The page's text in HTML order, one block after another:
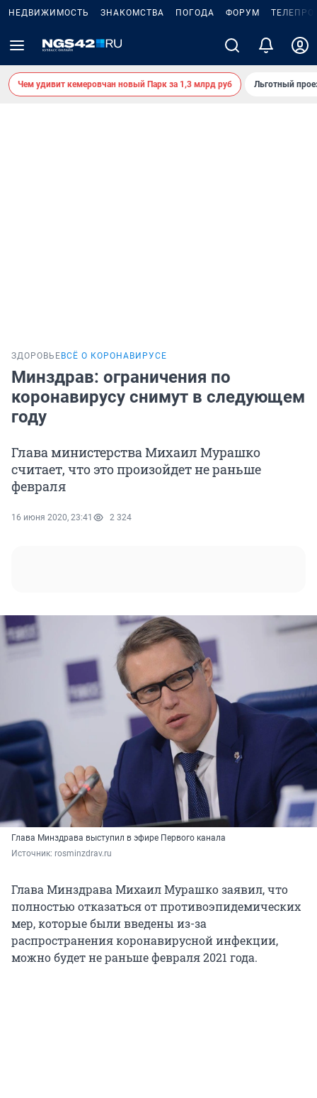
НЕДВИЖИМОСТЬ ЗНАКОМСТВА ПОГОДА ФОРУМ
Чем удивит кемеровчан новый Парк за 1,3 млрд руб Льготный
ЗДОРОВЬЕ ВСЁ О КОРОНАВИРУСЕ
Минздрав: ограничения по
коронавирусу снимут в следующем
году
Глава министерства Михаил Мурашко
считает, что это произойдет не раньше
февраля
16 июня 2020, 23:41 2 324
Глава Минздрава выступил в эфире Первого канала
Источник: rosminzdrav.ru
Глава Минздрава Михаил Мурашко заявил, что
полностью отказаться от противоэпидемических
мер, которые были введены из-за
распространения коронавирусной инфекции,
можно будет не раньше февраля 2021 года.